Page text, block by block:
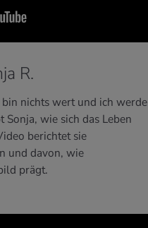
R.
nichts wert und ich werde
Sonja, wie sich das Leben
berichtet sie
und davon, wie
prägt.